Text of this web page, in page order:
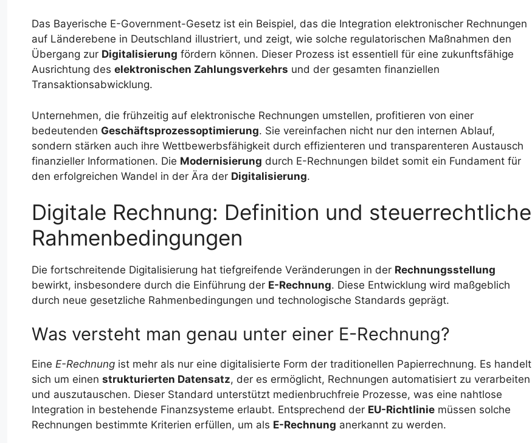
Das Bayerische E-Government-Gesetz ist ein Beispiel, das die Integration elektronischer Rechnungen
auf Länderebene in Deutschland illustriert, und zeigt, wie solche regulatorischen Maßnahmen den
Übergang zur Digitalisierung fördern können. Dieser Prozess ist essentiell für eine zukunftsfähige
Ausrichtung des elektronischen Zahlungsverkehrs und der gesamten finanziellen
Transaktionsabwicklung.
Unternehmen, die frühzeitig auf elektronische Rechnungen umstellen, profitieren von einer
bedeutenden Geschäftsprozessoptimierung. Sie vereinfachen nicht nur den internen Ablauf,
sondern stärken auch ihre Wettbewerbsfähigkeit durch effizienteren und transparenteren Austausch
finanzieller Informationen. Die Modernisierung durch E-Rechnungen bildet somit ein Fundament für
den erfolgreichen Wandel in der Ära der Digitalisierung.
Digitale Rechnung: Definition und steuerrechtliche
Rahmenbedingungen
Die fortschreitende Digitalisierung hat tiefgreifende Veränderungen in der Rechnungsstellung
bewirkt, insbesondere durch die Einführung der E-Rechnung. Diese Entwicklung wird maßgeblich
durch neue gesetzliche Rahmenbedingungen und technologische Standards geprägt.
Was versteht man genau unter einer E-Rechnung?
Eine E-Rechnung ist mehr als nur eine digitalisierte Form der traditionellen Papierrechnung. Es handelt
sich um einen strukturierten Datensatz, der es ermöglicht, Rechnungen automatisiert zu verarbeiten
und auszutauschen. Dieser Standard unterstützt medienbruchfreie Prozesse, was eine nahtlose
Integration in bestehende Finanzsysteme erlaubt. Entsprechend der EU-Richtlinie müssen solche
Rechnungen bestimmte Kriterien erfüllen, um als E-Rechnung anerkannt zu werden.